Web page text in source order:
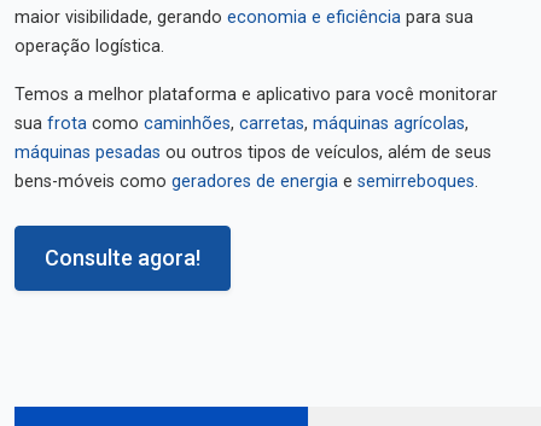
maior visibilidade, gerando economia e eficiência para sua
operação logística.
Temos a melhor plataforma e aplicativo para você monitorar
sua frota como caminhões, carretas, máquinas agrícolas,
máquinas pesadas ou outros tipos de veículos, além de seus
bens-móveis como geradores de energia e semirreboques.
Consulte agora!